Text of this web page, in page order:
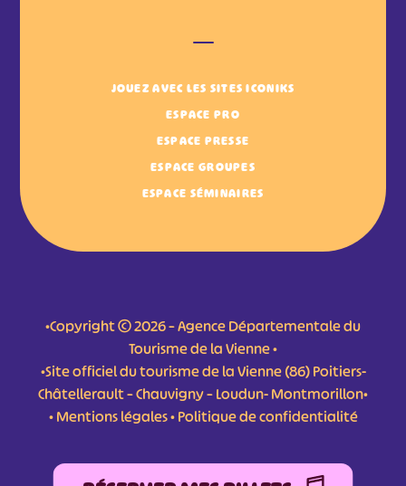
JOUEZ AVEC LES SITES ICONIKS
ESPACE PRO
ESPACE PRESSE
ESPACE GROUPES
ESPACE SÉMINAIRES
•Copyright © 2026 – Agence Départementale du
Tourisme de la Vienne •
•Site officiel du tourisme de la Vienne (86) Poitiers-
Châtellerault – Chauvigny – Loudun- Montmorillon•
•Mentions légales•Politique de confidentialité